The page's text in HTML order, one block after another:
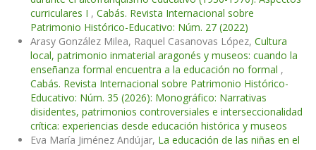
curriculares I , Cabás. Revista Internacional sobre
Patrimonio Histórico-Educativo: Núm. 27 (2022)
Arasy González Milea, Raquel Casanovas López, Cultura
local, patrimonio inmaterial aragonés y museos: cuando la
enseñanza formal encuentra a la educación no formal ,
Cabás. Revista Internacional sobre Patrimonio Histórico-
Educativo: Núm. 35 (2026): Monográfico: Narrativas
disidentes, patrimonios controversiales e interseccionalidad
crítica: experiencias desde educación histórica y museos
Eva María Jiménez Andújar, La educación de las niñas en el